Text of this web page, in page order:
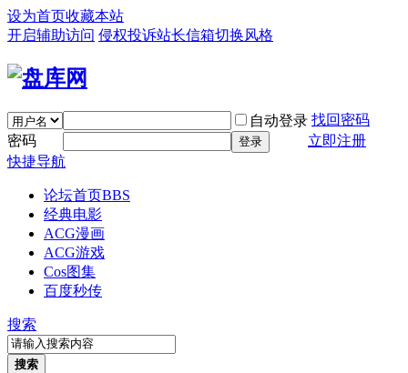
设为首页收藏本站
开启辅助访问 侵权投诉站长信箱切换风格
自动登录 找回密码
密码
登录
立即注册
快捷导航
论坛首页BBS
经典电影
ACG漫画
ACG游戏
Cos图集
百度秒传
搜索
搜索